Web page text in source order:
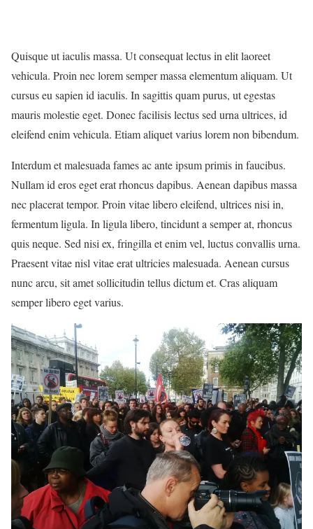
Quisque ut iaculis massa. Ut consequat lectus in elit laoreet
vehicula. Proin nec lorem semper massa elementum aliquam. Ut
cursus eu sapien id iaculis. In sagittis quam purus, ut egestas
mauris molestie eget. Donec facilisis lectus sed urna ultrices, id
eleifend enim vehicula. Etiam aliquet varius lorem non bibendum.
Interdum et malesuada fames ac ante ipsum primis in faucibus.
Nullam id eros eget erat rhoncus dapibus. Aenean dapibus massa
nec placerat tempor. Proin vitae libero eleifend, ultrices nisi in,
fermentum ligula. In ligula libero, tincidunt a semper at, rhoncus
quis neque. Sed nisi ex, fringilla et enim vel, luctus convallis urna.
Praesent vitae nisl vitae erat ultricies malesuada. Aenean cursus
nunc arcu, sit amet sollicitudin tellus dictum et. Cras aliquam
semper libero eget varius.